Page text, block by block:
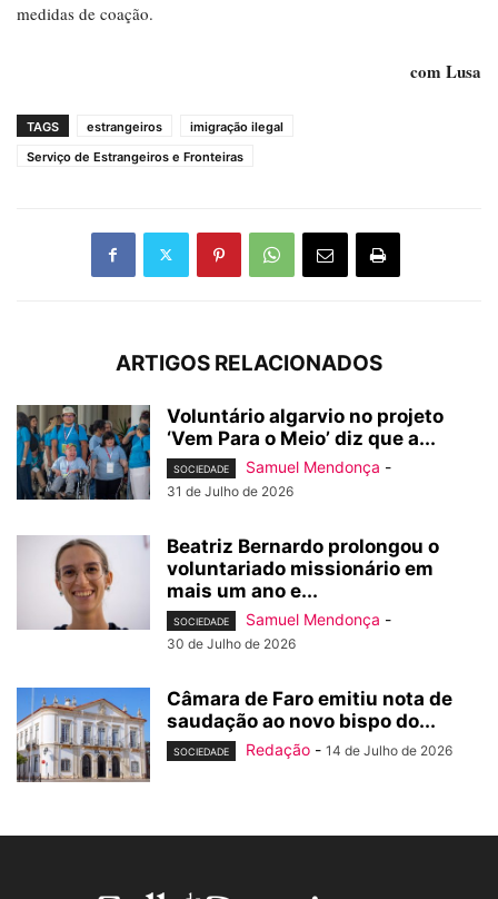
medidas de coação.
com Lusa
TAGS estrangeiros
imigração ilegal
Serviço de Estrangeiros e Fronteiras
ARTIGOS RELACIONADOS
Voluntário algarvio no projeto
‘Vem Para o Meio’ diz que a...
SOCIEDADE Samuel Mendonça -
31 de Julho de 2026
Beatriz Bernardo prolongou o
voluntariado missionário em
mais um ano e...
SOCIEDADE Samuel Mendonça -
30 de Julho de 2026
Câmara de Faro emitiu nota de
saudação ao novo bispo do...
SOCIEDADE Redação - 14 de Julho de 2026